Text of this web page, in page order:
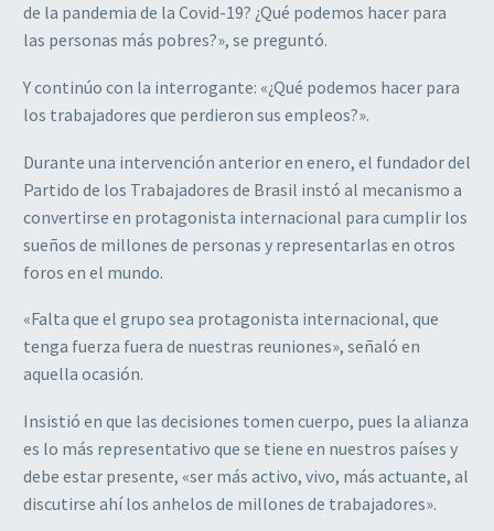
de la pandemia de la Covid-19? ¿Qué podemos hacer para
las personas más pobres?», se preguntó.
Y continúo con la interrogante: «¿Qué podemos hacer para
los trabajadores que perdieron sus empleos?».
Durante una intervención anterior en enero, el fundador del
Partido de los Trabajadores de Brasil instó al mecanismo a
convertirse en protagonista internacional para cumplir los
sueños de millones de personas y representarlas en otros
foros en el mundo.
«Falta que el grupo sea protagonista internacional, que
tenga fuerza fuera de nuestras reuniones», señaló en
aquella ocasión.
Insistió en que las decisiones tomen cuerpo, pues la alianza
es lo más representativo que se tiene en nuestros países y
debe estar presente, «ser más activo, vivo, más actuante, al
discutirse ahí los anhelos de millones de trabajadores».